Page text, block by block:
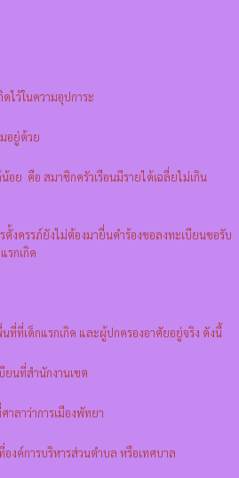
ไว้ในความอุปการะ
อยู่ด้วย
อย คือ สมาชิกครัวเรือนมีรายได้เฉลี่ยไม่เกิน
ตั้งครรภ์ยังไม่ต้องมายื่นคําร้องขอลงทะเบียนขอรับ
รกเกิด
ที่ที่เด็กแรกเกิด และผู้ปกครองอาศัยอยู่จริง ดังนี้
ยนที่สํานักงานเขต
ลาว่าการเมืองพัทยา
งค์การบริหารส่วนตําบล หรือเทศบาล